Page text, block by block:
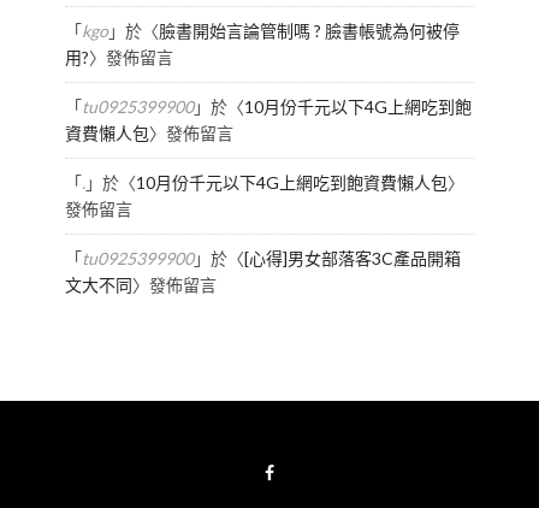
「kgo」於〈臉書開始言論管制嗎 ? 臉書帳號為何被停
用?〉發佈留言
「tu0925399900」於〈10月份千元以下4G上網吃到飽
資費懶人包〉發佈留言
「.」於〈10月份千元以下4G上網吃到飽資費懶人包〉
發佈留言
「tu0925399900」於〈[心得]男女部落客3C產品開箱
文大不同〉發佈留言